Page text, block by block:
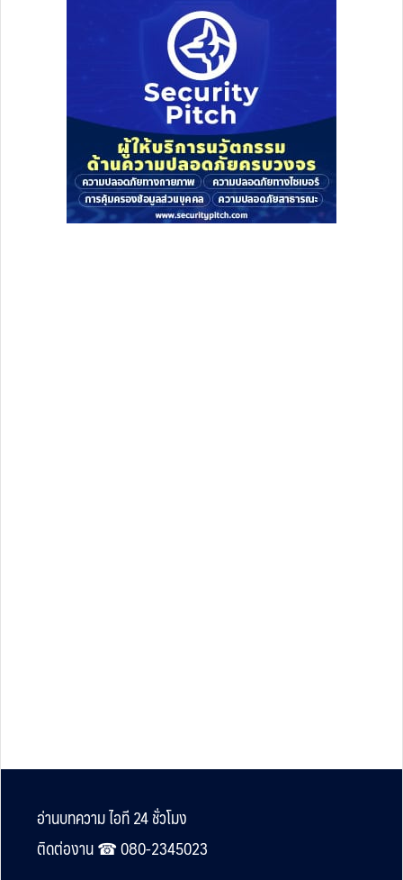
Footer
อ่านบทความ ไอที 24 ชั่วโมง
ติดต่องาน ☎︎ 080-2345023